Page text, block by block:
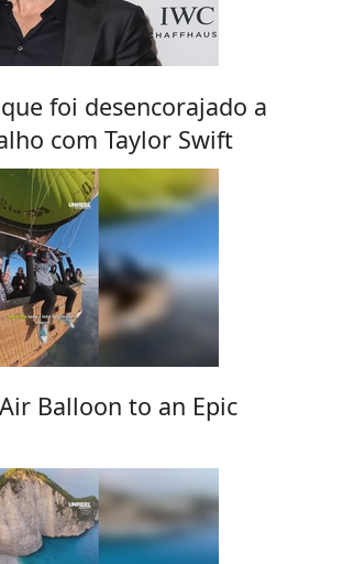
foi desencorajado a
com Taylor Swift
Balloon to an Epic